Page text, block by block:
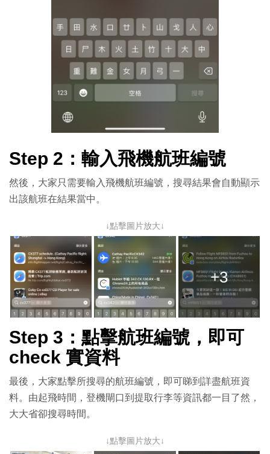
Step 2：輸入飛機航班編號
然後，大家只需要輸入飛機航班編號，搜尋結果會自動顯示
出該航班在結果當中。
↓點擊圖片放大↓
+3
Step 3：點擊航班編號，即可
check 實資料
最後，大家點擊所搜尋的航班編號，即可睇到詳盡航班資
料。由起飛時間，登機閘口到提取行李等資訊都一目了然，
大大省卻搜尋時間。
↓點擊圖片放大↓